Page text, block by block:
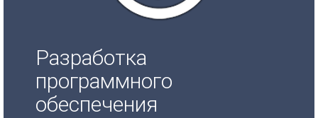
Разработка
программного
обеспечения